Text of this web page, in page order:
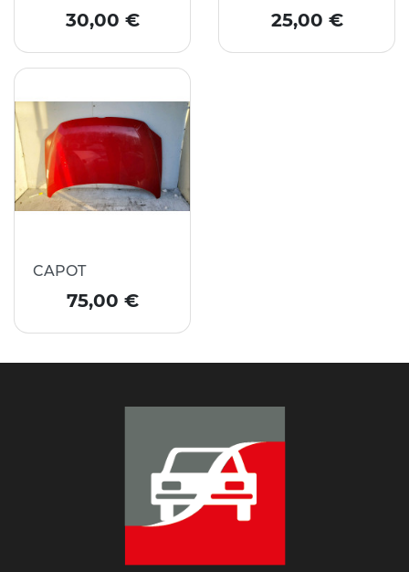
Prix
30,00 €
Prix
25,00 €
CAPOT
Prix
75,00 €